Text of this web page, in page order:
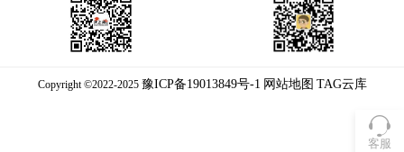
客服
Copyright ©2022-2025 豫ICP备19013849号-1 网站地图 TAG云库